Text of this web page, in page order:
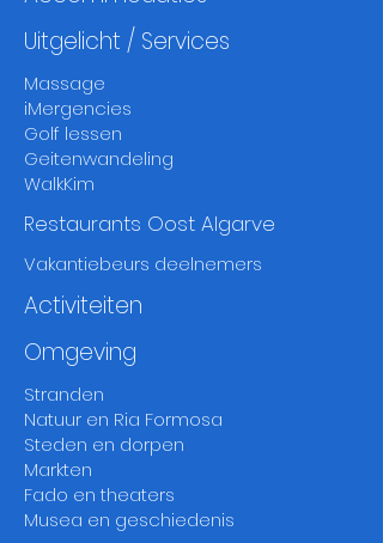
Uitgelicht / Services
Massage
iMergencies
Golf lessen
Geitenwandeling
WalkKim
Restaurants Oost Algarve
Vakantiebeurs deelnemers
Activiteiten
Omgeving
Stranden
Natuur en Ria Formosa
Steden en dorpen
Markten
Fado en theaters
Musea en geschiedenis